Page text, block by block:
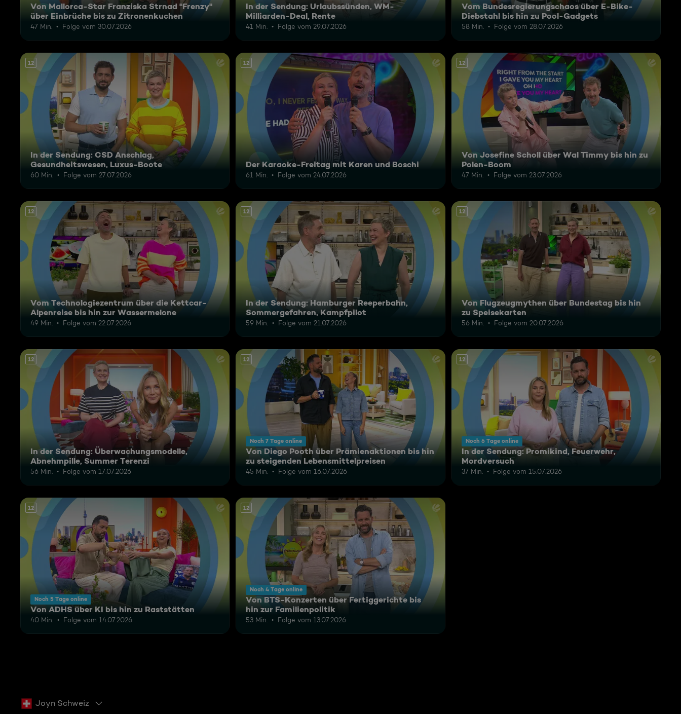
Von Mallorca-Star Franziska Strnad "Frenzy"
über Einbrüche bis zu Zitronenkuchen
47 Min. Folge vom 30.07.2026
In der Sendung: Urlaubssünden, WM-
Milliarden-Deal, Rente
41 Min. Folge vom 29.07.2026
Vom Bundesregierungschaos über E-Bike-
Diebstahl bis hin zu Pool-Gadgets
58 Min. Folge vom 28.07.2026
12
In der Sendung: CSD Anschlag,
Gesundheitswesen, Luxus-Boote
60 Min. Folge vom 27.07.2026
12
Der Karaoke-Freitag mit Karen und Boschi
61 Min. Folge vom 24.07.2026
12
Von Josefine Scholl über Wal Timmy bis hin zu
Polen-Boom
47 Min. Folge vom 23.07.2026
12
Vom Technologiezentrum über die Kettcar-
Alpenreise bis hin zur Wassermelone
49 Min. Folge vom 22.07.2026
12
In der Sendung: Hamburger Reeperbahn,
Sommergefahren, Kampfpilot
59 Min. Folge vom 21.07.2026
12
Von Flugzeugmythen über Bundestag bis hin
zu Speisekarten
56 Min. Folge vom 20.07.2026
12
In der Sendung: Überwachungsmodelle,
Abnehmpille, Summer Terenzi
56 Min. Folge vom 17.07.2026
12
Noch 7 Tage online
Von Diego Pooth über Prämienaktionen bis hin
zu steigenden Lebensmittelpreisen
45 Min. Folge vom 16.07.2026
12
Noch 6 Tage online
In der Sendung: Promikind, Feuerwehr,
Mordversuch
37 Min. Folge vom 15.07.2026
12
Noch 5 Tage online
Von ADHS über KI bis hin zu Raststätten
40 Min. Folge vom 14.07.2026
12
Noch 4 Tage online
Von BTS-Konzerten über Fertiggerichte bis
hin zur Familienpolitik
53 Min. Folge vom 13.07.2026
Joyn Schweiz